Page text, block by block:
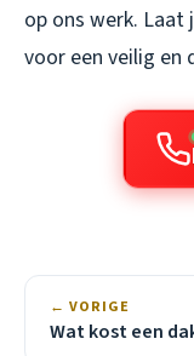
op ons werk.
voor een veilig en
← VORIGE
Wat kost een